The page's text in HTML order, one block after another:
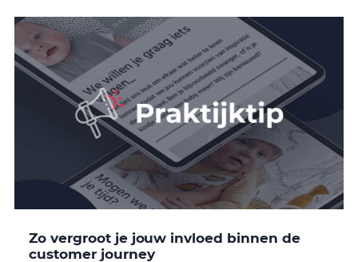
Zo vergroot je jouw invloed binnen de
customer journey